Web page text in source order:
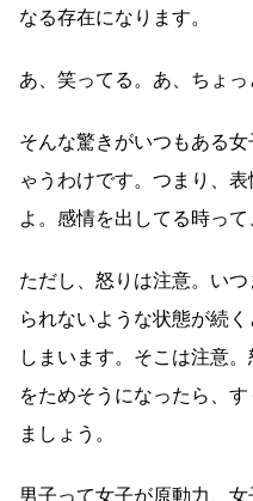
なる存在になります。
あ、笑ってる。あ、ちょ
そんな驚きがいつもある
ゃうわけです。つまり、
よ。感情を出してる時っ
ただし、怒りは注意。い
られないような状態が続
しまいます。そこは注意
をためそうになったら、
ましょう。
男子って女子が原動力、女